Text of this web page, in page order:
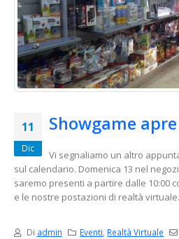
11
Dic
Showgame
Vi segnaliamo un altro
sul calendario. Domenica 13 nel
saremo presenti a partire dalle 10:00
e le nostre postazioni di realtà
Di admin Eventi Realtà Virtuale